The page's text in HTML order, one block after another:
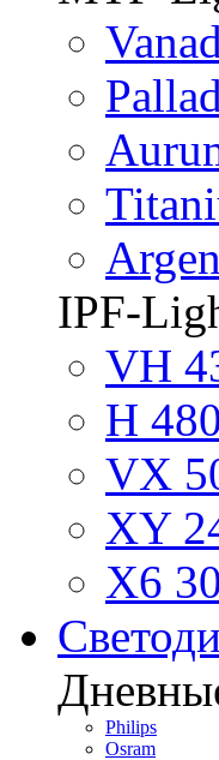
IPF-
VH
H
VX
XY
X6
Philips
Osram